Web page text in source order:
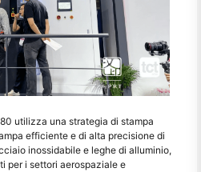
utilizza una strategia di stampa
efficiente e di alta precisione di
inossidabile e leghe di alluminio,
per i settori aerospaziale e